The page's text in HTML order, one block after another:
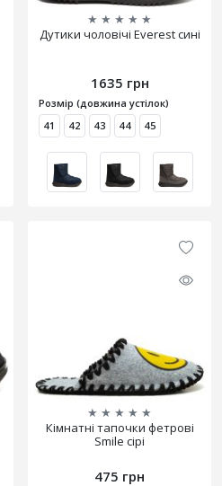
★ ★ ★ ★ ★
Дутики чоловічі Everest сині
1635 грн
Розмір (довжина устілок)
41
42 43 44 45
★ ★ ★ ★ ★
Кімнатні тапочки фетрові
Smile сірі
475 грн